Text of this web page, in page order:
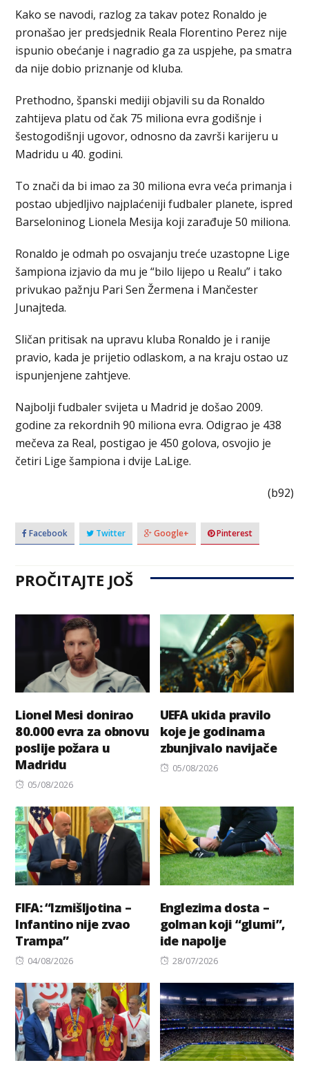
Kako se navodi, razlog za takav potez Ronaldo je
pronašao jer predsjednik Reala Florentino Perez nije
ispunio obećanje i nagradio ga za uspjehe, pa smatra
da nije dobio priznanje od kluba.
Prethodno, španski mediji objavili su da Ronaldo
zahtijeva platu od čak 75 miliona evra godišnje i
šestogodišnji ugovor, odnosno da završi karijeru u
Madridu u 40. godini.
To znači da bi imao za 30 miliona evra veća primanja i
postao ubjedljivo najplaćeniji fudbaler planete, ispred
Barseloninog Lionela Mesija koji zarađuje 50 miliona.
Ronaldo je odmah po osvajanju treće uzastopne Lige
šampiona izjavio da mu je “bilo lijepo u Realu” i tako
privukao pažnju Pari Sen Žermena i Mančester
Junajteda.
Sličan pritisak na upravu kluba Ronaldo je i ranije
pravio, kada je prijetio odlaskom, a na kraju ostao uz
ispunjenjene zahtjeve.
Najbolji fudbaler svijeta u Madrid je došao 2009.
godine za rekordnih 90 miliona evra. Odigrao je 438
mečeva za Real, postigao je 450 golova, osvojio je
četiri Lige šampiona i dvije LaLige.
(b92)
Facebook Twitter Google+ Pinterest
PROČITAJTE JOŠ
Lionel Mesi donirao
80.000 evra za obnovu
poslije požara u
Madridu
Posted
05/08/2026
UEFA ukida pravilo
koje je godinama
zbunjivalo navijače
Posted
05/08/2026
FIFA: “Izmišljotina –
Infantino nije zvao
Trampa”
Posted
04/08/2026
Englezima dosta –
golman koji “glumi”,
ide napolje
Posted
28/07/2026